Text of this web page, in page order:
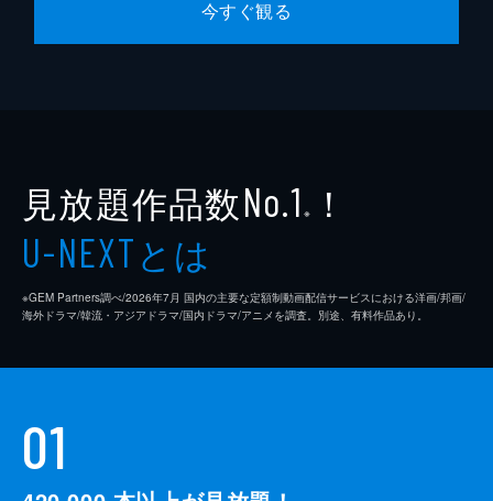
今すぐ観る
見放題作品数No.1 ※ ！
U-NEXTとは
※GEM Partners調べ/2026年7⽉ 国内の主要な定額制動画配信サービスにおける洋画/邦画/
海外ドラマ/韓流・アジアドラマ/国内ドラマ/アニメを調査。別途、有料作品あり。
01